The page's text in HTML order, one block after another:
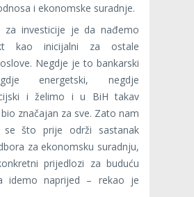
i ekonomske suradnje.
za investicije je da nađemo
kao inicijalni za ostale
Negdje je to bankarski
energetski, negdje
i želimo i u BiH takav
značajan za sve. Zato nam
što prije održi sastanak
za ekonomsku suradnju,
prijedlozi za buduću
idemo naprijed – rekao je